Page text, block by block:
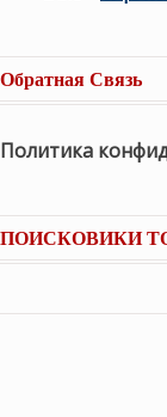
Обратная Связь
Политика
ПОИСКОВИКИ